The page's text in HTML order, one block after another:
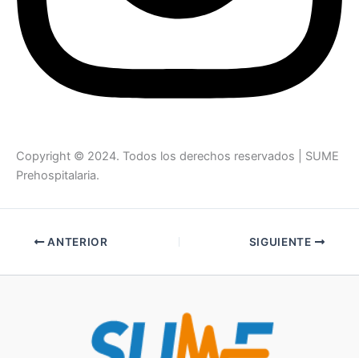
Copyright © 2024. Todos los derechos reservados | SUME
Prehospitalaria.
ANTERIOR SIGUIENTE